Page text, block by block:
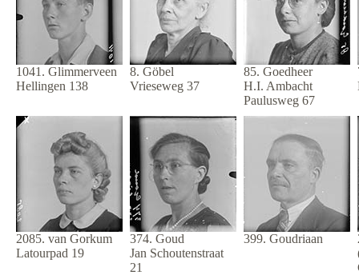
1041. Glimmerveen
Hellingen 138
8. Göbel
Vrieseweg 37
85. Goedheer
H.I. Ambacht
Paulusweg 67
2085. van Gorkum
Latourpad 19
374. Goud
Jan Schoutenstraat
21
399. Goudriaan